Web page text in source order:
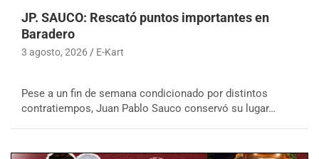
JP. SAUCO: Rescató puntos importantes en
Baradero
3 agosto, 2026 E-Kart
Pese a un fin de semana condicionado por distintos
contratiempos, Juan Pablo Sauco conservó su lugar…
KDO - F6
Ciudad de Trenque Lauquen (Asfalto)
Villaguay (Entre Ríos)
Victoria (Entre Ríos)